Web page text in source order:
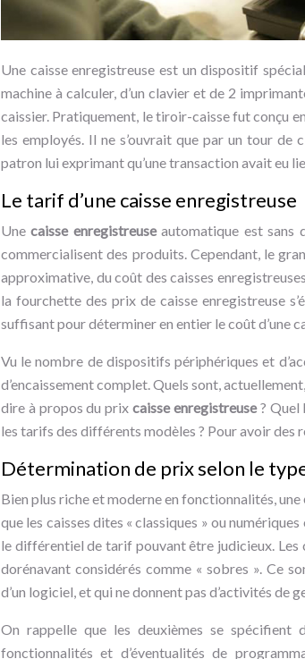
Une caisse enregistreuse est un dispositif
machine à calculer, d’un clavier et de 2
caissier. Pratiquement, le tiroir-caisse fut conçu
les employés. Il ne s’ouvrait que par un tour
patron lui exprimant qu’une transaction avait eu
Le tarif d’une caisse enregistreuse
Unecaisse enregistreuseautomatique est sans
commercialisent des produits. Cependant, le
approximative, du coût des caisses
la fourchette des prix de caisse enregistreuse
suffisant pour déterminer en entier le coût d’une
Vu le nombre de dispositifs périphériques et
d’encaissement complet. Quels sont,
dire à propos du prix caisse enregistreuse? Quel
les tarifs des différents modèles ? Pour avoir des
Détermination de prix selon le
Bien plus riche et moderne en fonctionnalités, une
que les caisses dites « classiques » ou
le différentiel de tarif pouvant être judicieux. Les
dorénavant considérés comme « sobres ». Ce
d’un logiciel, et qui ne donnent pas d’activités de
On rappelle que les deuxièmes se spécifient
fonctionnalités et d’éventualités de